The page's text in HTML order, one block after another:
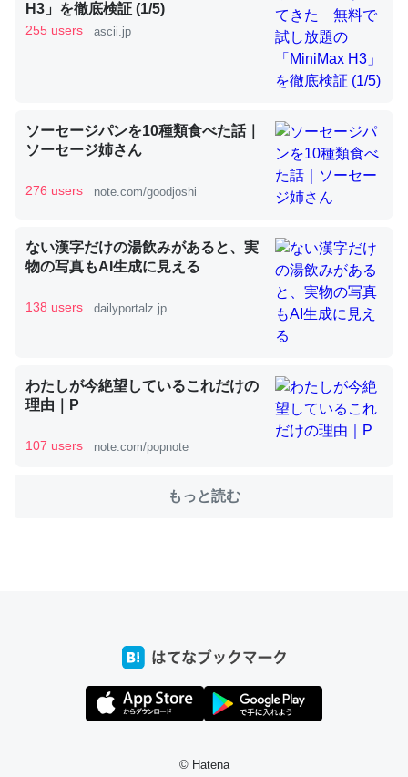
昆虫ってカルシウム少ないのか。知らんかった。調べたら
コオロギのカルシウム分はエビの600分の1程度。
─ニュース :: 【研究発表】昆虫学の大問題＝「昆虫はなぜ海にいな
論文では「淡水はカルシウムも酸素も不足してて両方に不
いる鋏角類（カブトガニ・ウミグモ）はカルシウムを使わ
ずキチンを強化してる筈だが、酵素が違うのか？
─ニュース :: 【研究発表】昆虫学の大問題＝「昆虫はなぜ海にいな
これを元に考えるとカルシウムを大量に使う脊椎動物と貝
類は苦労してるんだな…。腹足類だと殻を無くしてナメク
─ニュース :: 【研究発表】昆虫学の大問題＝「昆虫はなぜ海にいな
位置情報を共有してる。電池残量や充電中かが分かるので
これ見て生きてるなって分かる。
─たまにLINEするくらいだった遠方の父67歳と僕。ITツール導入で
コミュニケーションが劇的に変化した｜tayorini by LIFULL介護
H3」を徹底検証 (1/5)
255 users ascii.jp
ソーセージパンを10種類食べた話｜
ソーセージ姉さん
276 users note.com/goodjoshi
ない漢字だけの湯飲みがあると、実
物の写真もAI生成に見える
138 users dailyportalz.jp
わたしが今絶望しているこれだけの
理由｜P
107 users note.com/popnote
もっと読む
© Hatena